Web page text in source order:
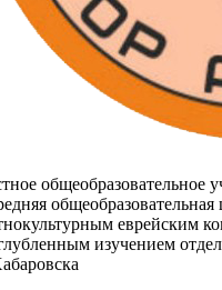
общеобразовательное
общеобразовательная
еврейским
изучением